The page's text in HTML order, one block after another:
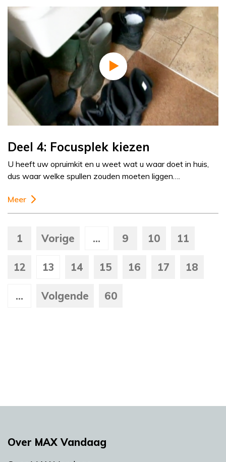
Deel 4: Focusplek kiezen
U heeft uw opruimkit en u weet wat u waar doet in huis,
dus waar welke spullen zouden moeten liggen….
Meer
1 Vorige ... 9 10 11
12 13 14 15 16 17 18
... Volgende 60
Over MAX Vandaag